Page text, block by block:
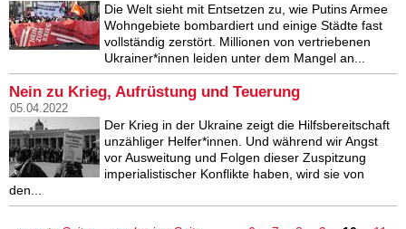
Die Welt sieht mit Entsetzen zu, wie Putins Armee
Wohngebiete bombardiert und einige Städte fast
vollständig zerstört. Millionen von vertriebenen
Ukrainer*innen leiden unter dem Mangel an...
Nein zu Krieg, Aufrüstung und Teuerung
05.04.2022
Der Krieg in der Ukraine zeigt die Hilfsbereitschaft
unzähliger Helfer*innen. Und während wir Angst
vor Ausweitung und Folgen dieser Zuspitzung
imperialistischer Konflikte haben, wird sie von
den...